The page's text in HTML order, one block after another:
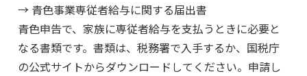
→ 青色事業専従者給与に関する届出書
青色申告で、家族に専従者給与を支払うときに必要と
なる書類です。書類は、税務署で入手するか、国税庁
の公式サイトからダウンロードしてください。申請し